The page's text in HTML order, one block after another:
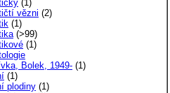
(1)
vězni (2)
(1)
(>99)
(1)
Bolek, 1949- (1)
(1)
plodiny (1)